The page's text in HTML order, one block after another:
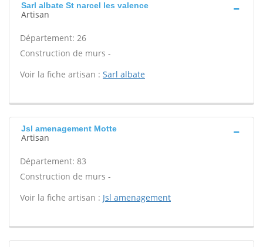
Sarl albate St narcel les valence
Artisan
Département: 26
Construction de murs -
Voir la fiche artisan : Sarl albate
Jsl amenagement Motte
Artisan
Département: 83
Construction de murs -
Voir la fiche artisan : Jsl amenagement